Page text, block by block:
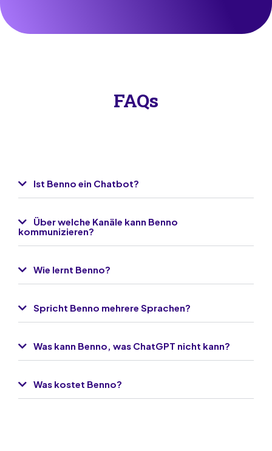
FAQs
Ist Benno ein Chatbot?
Über welche Kanäle kann Benno
kommunizieren?
Wie lernt Benno?
Spricht Benno mehrere Sprachen?
Was kann Benno, was ChatGPT nicht kann?
Was kostet Benno?